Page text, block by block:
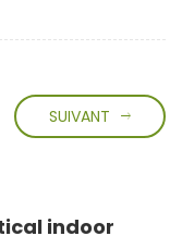
SUIVANT
indoor